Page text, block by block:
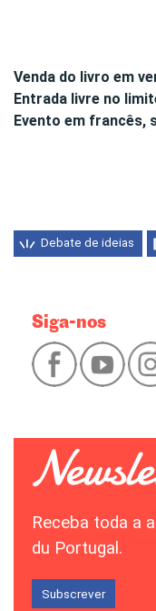
Venda do livro em
Entrada livre no
Evento em francês,
Debate de ideias
Siga-nos
Receba toda a
du Portugal.
Subscrever